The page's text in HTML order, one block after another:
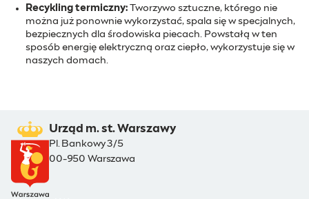
Recykling termiczny: Tworzywo sztuczne, którego nie
można już ponownie wykorzystać, spala się w specjalnych,
bezpiecznych dla środowiska piecach. Powstałą w ten
sposób energię elektryczną oraz ciepło, wykorzystuje się w
naszych domach.
Urząd m. st. Warszawy
Pl. Bankowy 3/5
00-950 Warszawa